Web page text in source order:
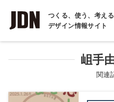
つくる、使う、考え
デザイン情報サイト
INTERVIEW
インタビュー
COLUMN
岨手
関連